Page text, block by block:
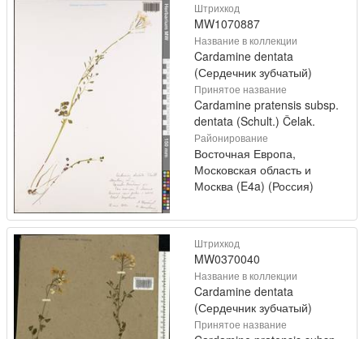
Штрихкод
MW1070887
Название в коллекции
Cardamine dentata
(Сердечник зубчатый)
Принятое название
Cardamine pratensis subsp.
dentata (Schult.) Čelak.
Районирование
Восточная Европа,
Московская область и
Москва (E4a) (Россия)
Штрихкод
MW0370040
Название в коллекции
Cardamine dentata
(Сердечник зубчатый)
Принятое название